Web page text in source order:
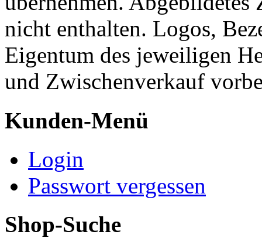
nicht enthalten. Logos,
Eigentum des jeweiligen
und Zwischenverkauf
Kunden-Menü
Login
Passwort vergessen
Shop-Suche